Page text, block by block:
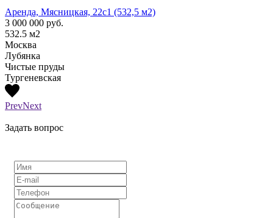
Аренда, Мясницкая, 22с1 (532,5 м2)
3 000 000 руб.
532.5 м2
Москва
Лубянка
Чистые пруды
Тургеневская
PrevNext
Задать вопрос